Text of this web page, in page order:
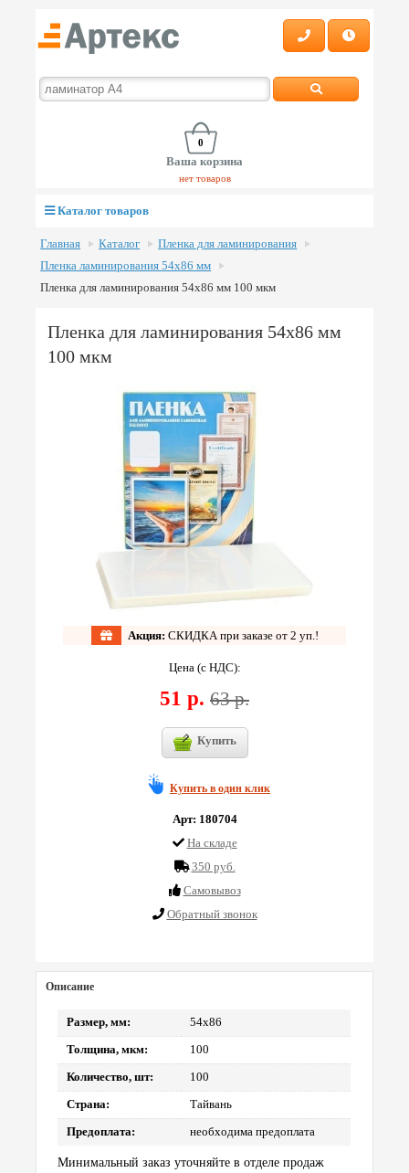
0
Ваша корзина
нет товаров
Каталог товаров
Главная Каталог
Пленка для ламинирования
Пленка ламинирования 54х86 мм
Пленка для ламинирования 54х86 мм 100 мкм
Пленка для ламинирования 54х86 мм
100 мкм
Акция: СКИДКА при заказе от 2 уп.!
Цена (с НДС):
51 р. 63 р.
Купить
Купить в один клик
Арт: 180704
На складе
350 руб.
Cамовывоз
Обратный звонок
Описание
Размер, мм: 54х86
Толщина, мкм: 100
Количество, шт: 100
Страна: Тайвань
Предоплата: необходима предоплата
Минимальный заказ уточняйте в отделе продаж